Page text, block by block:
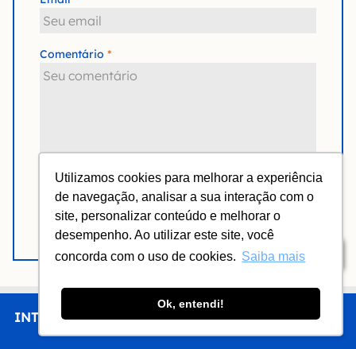
Utilizamos cookies para melhorar a experiência
de navegação, analisar a sua interação com o
site, personalizar conteúdo e melhorar o
desempenho. Ao utilizar este site, você
concorda com o uso de cookies. Saiba mais
Ok, entendi!
INTRO CHEGAR FICAR COMER FAZER
Índice
Comentário
Notifique-me de novas respostas via e-mail.
Enviar comentário